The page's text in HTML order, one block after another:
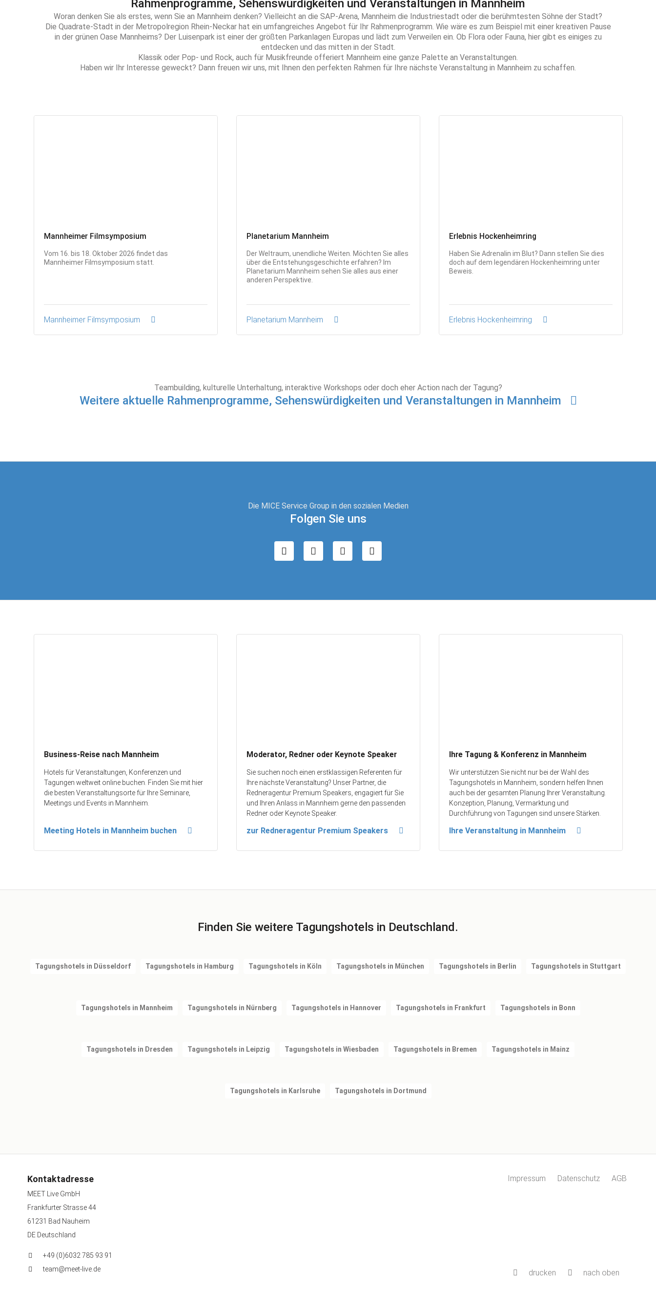
Rahmenprogramme, Sehenswürdigkeiten und Veranstaltungen in Mannheim
Woran denken Sie als erstes, wenn Sie an Mannheim denken? Vielleicht an die SAP-Arena, Mannheim die Industriestadt oder die berühmtesten Söhne der Stadt?
Die Quadrate-Stadt in der Metropolregion Rhein-Neckar hat ein umfangreiches Angebot für Ihr Rahmenprogramm. Wie wäre es zum Beispiel mit einer kreativen Pause
in der grünen Oase Mannheims? Der Luisenpark ist einer der größten Parkanlagen Europas und lädt zum Verweilen ein. Ob Flora oder Fauna, hier gibt es einiges zu
entdecken und das mitten in der Stadt.
Klassik oder Pop- und Rock, auch für Musikfreunde offeriert Mannheim eine ganze Palette an Veranstaltungen.
Haben wir Ihr Interesse geweckt? Dann freuen wir uns, mit Ihnen den perfekten Rahmen für Ihre nächste Veranstaltung in Mannheim zu schaffen.
Mannheimer Filmsymposium
Vom 16. bis 18. Oktober 2026 findet das
Mannheimer Filmsymposium statt.
Mannheimer Filmsymposium
Planetarium Mannheim
Der Weltraum, unendliche Weiten. Möchten Sie alles
über die Entstehungsgeschichte erfahren? Im
Planetarium Mannheim sehen Sie alles aus einer
anderen Perspektive.
Planetarium Mannheim
Erlebnis Hockenheimring
Haben Sie Adrenalin im Blut? Dann stellen Sie dies
doch auf dem legendären Hockenheimring unter
Beweis.
Erlebnis Hockenheimring
Teambuilding, kulturelle Unterhaltung, interaktive Workshops oder doch eher Action nach der Tagung?
Weitere aktuelle Rahmenprogramme, Sehenswürdigkeiten und Veranstaltungen in Mannheim
Die MICE Service Group in den sozialen Medien
Folgen Sie uns
Business-Reise nach Mannheim
Hotels für Veranstaltungen, Konferenzen und
Tagungen weltweit online buchen. Finden Sie mit hier
die besten Veranstaltungsorte für Ihre Seminare,
Meetings und Events in Mannheim.
Meeting Hotels in Mannheim buchen
Moderator, Redner oder Keynote Speaker
Sie suchen noch einen erstklassigen Referenten für
Ihre nächste Veranstaltung? Unser Partner, die
Redneragentur Premium Speakers, engagiert für Sie
und Ihren Anlass in Mannheim gerne den passenden
Redner oder Keynote Speaker.
zur Redneragentur Premium Speakers
Ihre Tagung & Konferenz in Mannheim
Wir unterstützen Sie nicht nur bei der Wahl des
Tagungshotels in Mannheim, sondern helfen Ihnen
auch bei der gesamten Planung Ihrer Veranstaltung.
Konzeption, Planung, Vermarktung und
Durchführung von Tagungen sind unsere Stärken.
Ihre Veranstaltung in Mannheim
Finden Sie weitere Tagungshotels in Deutschland.
Tagungshotels in Düsseldorf Tagungshotels in Hamburg Tagungshotels in Köln Tagungshotels in München Tagungshotels in Berlin Tagungshotels in Stuttgart
Tagungshotels in Mannheim Tagungshotels in Nürnberg Tagungshotels in Hannover Tagungshotels in Frankfurt Tagungshotels in Bonn
Tagungshotels in Dresden Tagungshotels in Leipzig Tagungshotels in Wiesbaden Tagungshotels in Bremen Tagungshotels in Mainz
Tagungshotels in Karlsruhe Tagungshotels in Dortmund
Kontaktadresse
MEET Live GmbH
Frankfurter Strasse 44
61231 Bad Nauheim
DE Deutschland
+49 (0)6032 785 93 91
team@meet-live.de
drucken nach oben
Impressum Datenschutz AGB